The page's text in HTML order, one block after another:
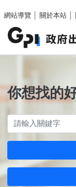
網站導覽
關於本站
你想找的